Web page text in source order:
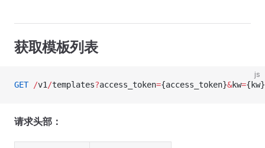
获取模板列表
js
GET /v1 /templates?access_token={access_token}&kw={kw}
请求头部：